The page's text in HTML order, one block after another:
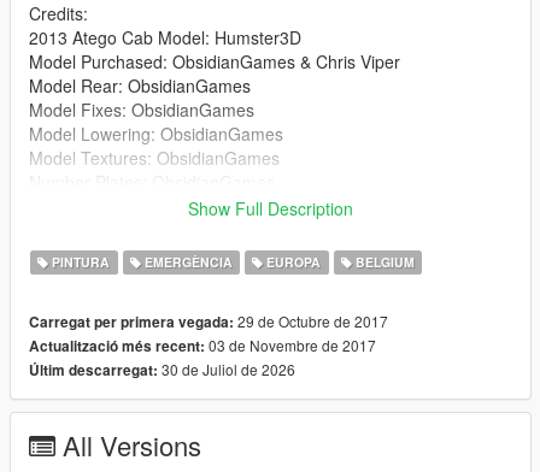
Credits:
2013 Atego Cab Model: Humster3D
Model Purchased: ObsidianGames & Chris Viper
Model Rear: ObsidianGames
Model Fixes: ObsidianGames
Model Lowering: ObsidianGames
Model Textures: ObsidianGames
Ladders & Extras: ObsidianGames
Woodway Whelen M4 Lighthead: ObsidianGames
Labcraft SI6 'SCENELITE': ObsidianGames
Skins:MATTI2990
Handling Line: Chris Viper
Show Full Description
PINTURA EMERGÈNCIA EUROPA BELGIUM
Carregat per primera vegada: 29 de Octubre de 2017
Actualització més recent: 03 de Novembre de 2017
Últim descarregat: 30 de Juliol de 2026
All Versions